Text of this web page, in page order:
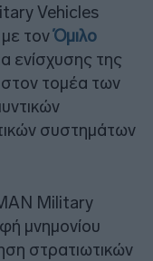
Vehicles
τονΌμιλο
ενίσχυσης της
τομέα των
συστημάτων
Military
μνημονίου
στρατιωτικών